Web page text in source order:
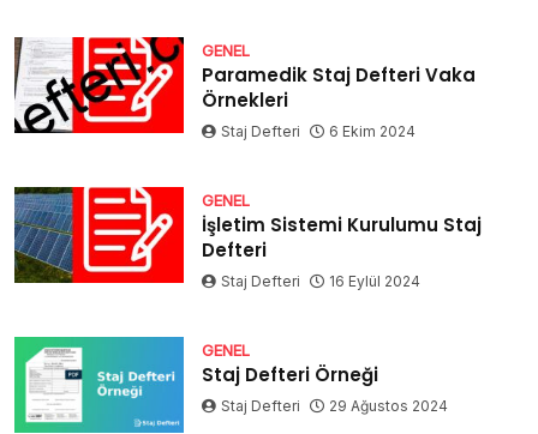
GENEL
Paramedik Staj Defteri Vaka
Örnekleri
Staj Defteri 6 Ekim 2024
GENEL
İşletim Sistemi Kurulumu Staj
Defteri
Staj Defteri 16 Eylül 2024
GENEL
Staj Defteri Örneği
Staj Defteri 29 Ağustos 2024